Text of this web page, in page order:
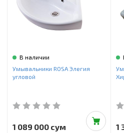
В наличии
Умывальники ROSA Элегия
угловой
1 089 000 сум 1